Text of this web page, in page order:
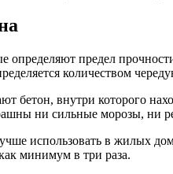
определяют предел
количеством
бетон, внутри которого
ни сильные морозы, ни
использовать в жилых
минимум в три раза.